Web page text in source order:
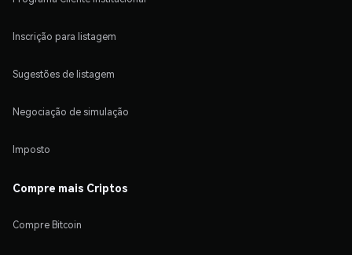
Inscrição para listagem
Sugestões de listagem
Negociação de simulação
Imposto
Compre mais Criptos
Compre Bitcoin